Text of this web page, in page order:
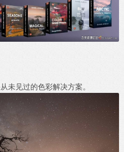
未见过的色彩解决方案。